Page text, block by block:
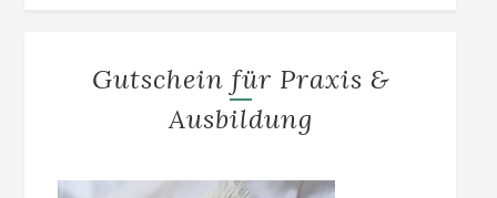
Gutschein für Praxis &
Ausbildung